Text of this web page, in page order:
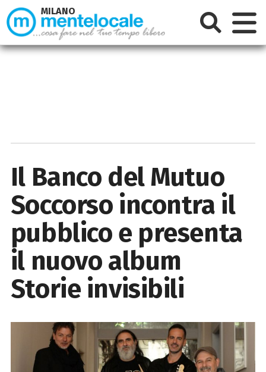
Il Banco del Mutuo
Soccorso incontra il
pubblico e presenta
il nuovo album
Storie invisibili
MILANO